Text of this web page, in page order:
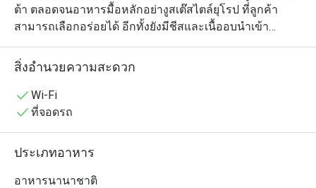
ต้า ตลอดจนอาหารมื้อหลักอย่างูสเต๊สไตล์ยุโรป ที่้ลูกค้า
สามารถเลือกอร่อยได้ อีกทั้งยังมีชีสและเนื้ออบนำเข้า
คุณภาพสูง เบเกอรี่และขนมอบโฮมเมดร้อนๆ จากเตา ซึ่ง
ลูกค้าสามารถสั่งทานได้ทั้งที่ร้านหรือจะซื้อกลับบ้าน เราก็มี
สามารถแชร์กันได้ เพื่อเพิ่มบรรยากาศให้มีความสนุกกับการ
รับประทานอาหารมากยิ่งขึ้น
สิ่งอำนวยความสะดวก
Wi-Fi
ที่จอดรถ
ประเภทอาหาร
อาหารนานาชาติ